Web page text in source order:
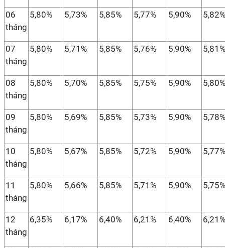
06
tháng
5,80% 5,73% 5,85% 5,77% 5,90% 5,82%
07
tháng
5,80% 5,71% 5,85% 5,76% 5,90% 5,81%
08
tháng
5,80% 5,70% 5,85% 5,75% 5,90% 5,80%
09
tháng
5,80% 5,69% 5,85% 5,73% 5,90% 5,78%
10
tháng
5,80% 5,67% 5,85% 5,72% 5,90% 5,77%
11
tháng
5,80% 5,66% 5,85% 5,71% 5,90% 5,75%
12
tháng
6,35% 6,17% 6,40% 6,21% 6,40% 6,21%